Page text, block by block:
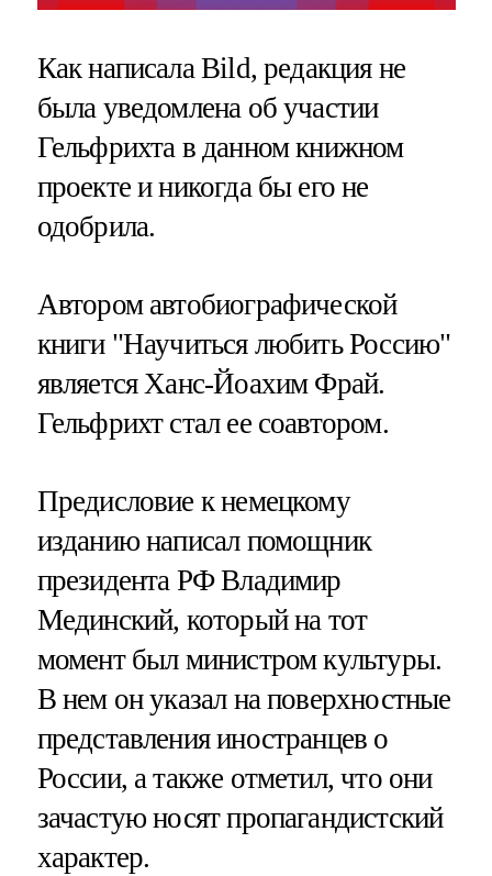
Как написала Bild, редакция не
была уведомлена об участии
Гельфрихта в данном книжном
проекте и никогда бы его не
одобрила.
Автором автобиографической
книги "Научиться любить Россию"
является Ханс-Йоахим Фрай.
Гельфрихт стал ее соавтором.
Предисловие к немецкому
изданию написал помощник
президента РФ Владимир
Мединский, который на тот
момент был министром культуры.
В нем он указал на поверхностные
представления иностранцев о
России, а также отметил, что они
зачастую носят пропагандистский
характер.